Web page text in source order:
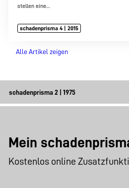
stellen eine…
schadenprisma 4 | 2015
Alle Artikel zeigen
Mein
Kostenlos online